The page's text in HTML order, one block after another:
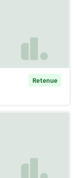
Retenue